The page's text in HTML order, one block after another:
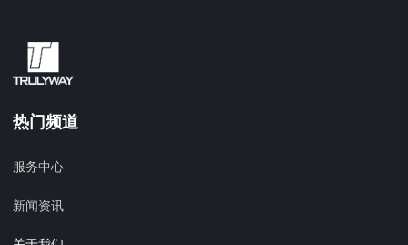
热门频道
服务中心
新闻资讯